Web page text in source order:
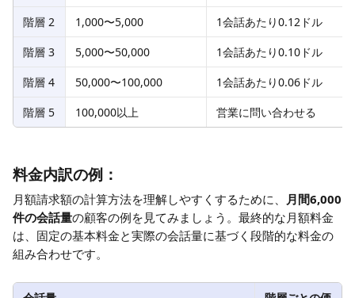
階層 2
1,000〜5,000
1会話あたり0.12ドル
階層 3
5,000〜50,000
1会話あたり0.10ドル
階層 4
50,000〜100,000
1会話あたり0.06ドル
階層 5
100,000以上 営業に問い合わせる
料金内訳の例：
月額請求額の計算方法を理解しやすくするために、 月間6,000
件の会話量の顧客の例を見てみましょう。最終的な月額料金
は、固定の基本料金と実際の会話量に基づく段階的な料金の
組み合わせです。